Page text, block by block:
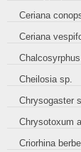
Ceriana
Ceriana
Cheilosia sp.
Chrysogaster
Chrysotoxum
Criorhina